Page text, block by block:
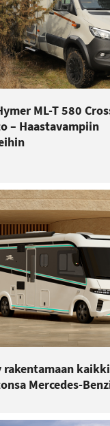
ML-T 580
– Haastavampiin
Mercedes-